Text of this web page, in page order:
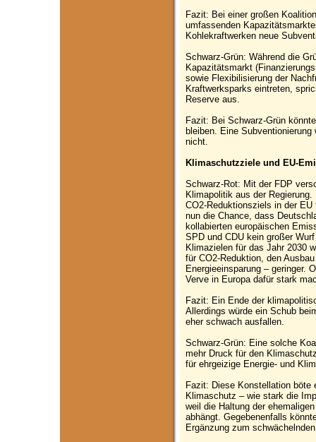
Fazit: Bei einer großen
umfassenden
Kohlekraftwerken neue
Schwarz-Grün: Während die
Kapazitätsmarkt
sowie Flexibilisierung der
Kraftwerksparks eintreten,
Reserve aus.
Fazit: Bei Schwarz-Grün
bleiben. Eine
nicht.
Klimaschutzziele und EU-
Schwarz-Rot: Mit der FDP
Klimapolitik aus der
CO2-Reduktionsziels in der
nun die Chance, dass
kollabierten europäischen
SPD und CDU kein großer
Klimazielen für das Jahr 2030
für CO2-Reduktion, den
Energieeinsparung – geringer.
Verve in Europa dafür stark
Fazit: Ein Ende der
Allerdings würde ein Schub
eher schwach ausfallen.
Schwarz-Grün: Eine solche
mehr Druck für den
für ehrgeizige Energie- und
Fazit: Diese Konstellation böte
Klimaschutz – wie stark die
weil die Haltung der
abhängt. Gegebenenfalls
Ergänzung zum